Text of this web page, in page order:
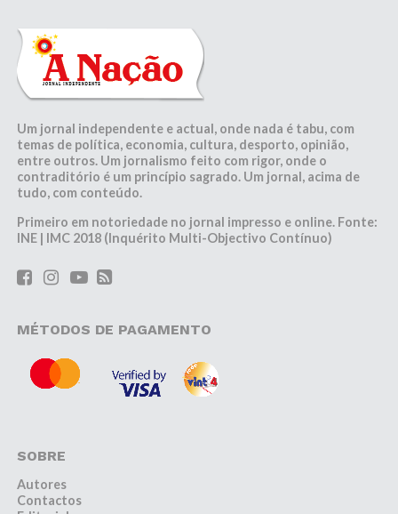
Um jornal independente e actual, onde nada é tabu, com
temas de política, economia, cultura, desporto, opinião,
entre outros. Um jornalismo feito com rigor, onde o
contraditório é um princípio sagrado. Um jornal, acima de
tudo, com conteúdo.
Primeiro em notoriedade no jornal impresso e online. Fonte:
INE | IMC 2018 (Inquérito Multi-Objectivo Contínuo)
MÉTODOS DE PAGAMENTO
SOBRE
Autores
Contactos